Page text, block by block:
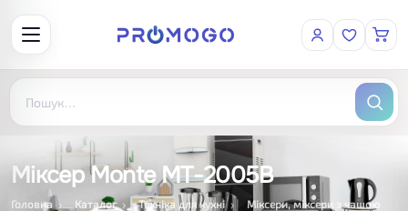
Міксер Monte MT-2005B
Головна Каталог Техніка для кухні Міксери, міксери з чашою